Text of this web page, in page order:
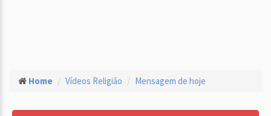
Home Vídeos Religião Mensagem de hoje